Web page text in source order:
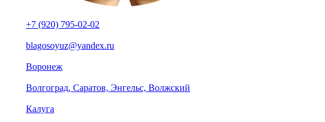
+7 (920) 795-02-02
blagosoyuz@yandex.ru
Воронеж
Волгоград, Саратов, Энгельс, Волжский
Калуга